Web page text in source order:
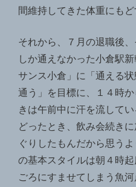
間維持してきた体重にも
それから、７月の退職後
しか通えなかった小倉駅
サンス小倉」に「通える
通う」を目標に、１４時
きは午前中に汗を流して
どったとき、飲み会続き
ぐりしたもんだから思う
の基本スタイルは朝４時
ごろにすませてしまう魚